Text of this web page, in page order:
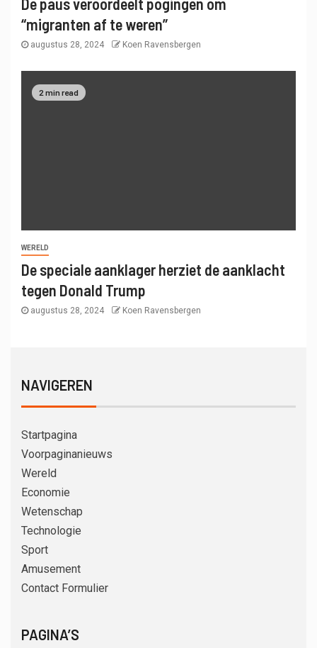
“migranten af ​​te weren”
augustus 28, 2024 Koen Ravensbergen
2 min read
WERELD
De speciale aanklager herziet de aanklacht
tegen Donald Trump
augustus 28, 2024 Koen Ravensbergen
NAVIGEREN
Startpagina
Voorpaginanieuws
Wereld
Economie
Wetenschap
Technologie
Sport
Amusement
Contact Formulier
PAGINA’S